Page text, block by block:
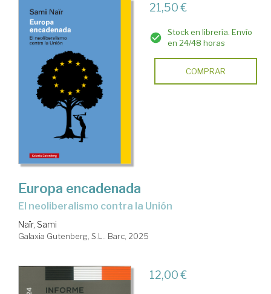
21,50 €
Stock en librería. Envío
en 24/48 horas
COMPRAR
Europa encadenada
El neoliberalismo contra la Unión
Naïr, Sami
Galaxia Gutenberg, S.L.. Barc, 2025
12,00 €